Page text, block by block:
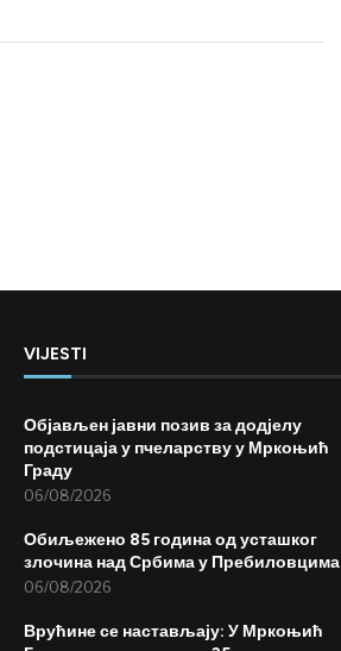
VIJESTI
Објављен јавни позив за додјелу
подстицаја у пчеларству у Мркоњић
Граду
06/08/2026
Обиљежено 85 година од усташког
злочина над Србима у Пребиловцима
06/08/2026
Врућине се настављају: У Мркоњић